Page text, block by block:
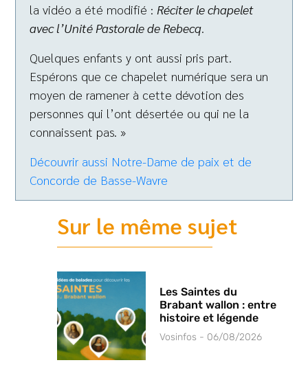
la vidéo a été modifié : Réciter le chapelet
avec l’Unité Pastorale de Rebecq
Quelques enfants y ont aussi pris part.
Espérons que ce chapelet numérique sera un
moyen de ramener à cette dévotion des
personnes qui l’ont désertée ou qui ne la
connaissent pas. »
Découvrir aussi Notre-Dame de paix et de
Concorde de Basse-Wavre
Sur le même sujet
Les Saintes du
Brabant wallon : entre
histoire et légende
Vosinfos 06/08/2026